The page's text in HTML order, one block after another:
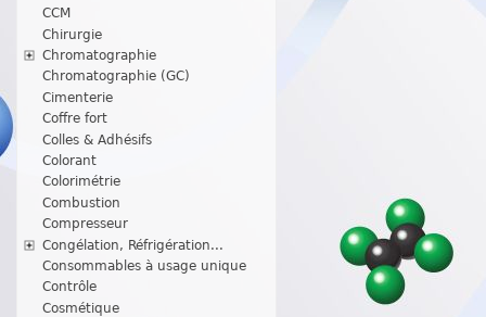
CCM
Chirurgie
Chromatographie
Chromatographie (GC)
Cimenterie
Coffre fort
Colles & Adhésifs
Colorant
Colorimétrie
Combustion
Compresseur
Congélation, Réfrigération...
Consommables à usage unique
Contrôle
Cosmétique